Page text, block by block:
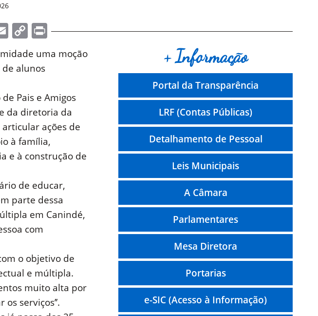
EmailCopyPrint
uma moção
de alunos
Pais e Amigos
da diretoria da
ações de
à família,
e à construção de
de educar,
parte dessa
em Canindé,
com
o objetivo de
e múltipla.
muito alta por
serviços’’.
+ Informação
Portal da Transparência
LRF (Contas Públicas)
Detalhamento de Pessoal
Leis Municipais
A Câmara
Parlamentares
Mesa Diretora
Portarias
e-SIC (Acesso à Informação)